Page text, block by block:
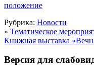
положение
Рубрика: Новости
« Тематическое
Книжная выставка
Версия для